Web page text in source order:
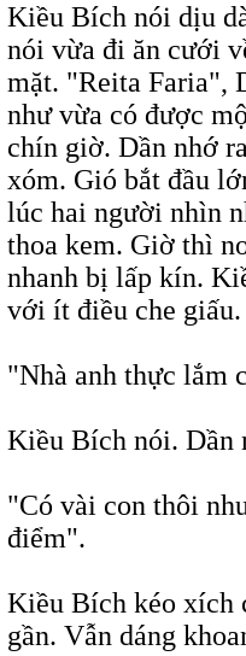
Kiều Bích nói dịu
nói vừa đi ăn cưới
mặt. "Reita Faria",
như vừa có được
chín giờ. Dần nhớ
xóm. Gió bắt đầu
lúc hai người nhìn
thoa kem. Giờ thì
nhanh bị lấp kín.
với ít điều che giấu.
"Nhà anh thực lắm
Kiều Bích nói. Dần
"Có vài con thôi
điểm".
Kiều Bích kéo xích
gần. Vẫn dáng